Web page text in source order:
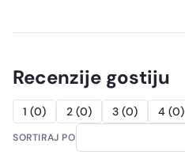
Recenzije gostiju
1 (0) 2 (0) 3 (0) 4 (0)
SORTIRAJ PO